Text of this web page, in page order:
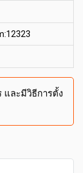
และมีวิธีการตั้ง